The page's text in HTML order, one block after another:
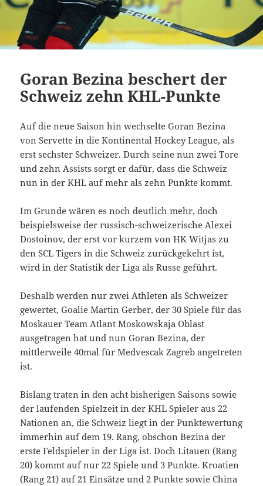
Goran Bezina beschert der
Schweiz zehn KHL-Punkte
Auf die neue Saison hin wechselte Goran Bezina
von Servette in die Kontinental Hockey League, als
erst sechster Schweizer. Durch seine nun zwei Tore
und zehn Assists sorgt er dafür, dass die Schweiz
nun in der KHL auf mehr als zehn Punkte kommt.
Im Grunde wären es noch deutlich mehr, doch
beispielsweise der russisch-schweizerische Alexei
Dostoinov, der erst vor kurzem von HK Witjas zu
den SCL Tigers in die Schweiz zurückgekehrt ist,
wird in der Statistik der Liga als Russe geführt.
Deshalb werden nur zwei Athleten als Schweizer
gewertet, Goalie Martin Gerber, der 30 Spiele für das
Moskauer Team Atlant Moskowskaja Oblast
ausgetragen hat und nun Goran Bezina, der
mittlerweile 40mal für Medvescak Zagreb angetreten
ist.
Bislang traten in den acht bisherigen Saisons sowie
der laufenden Spielzeit in der KHL Spieler aus 22
Nationen an, die Schweiz liegt in der Punktewertung
immerhin auf dem 19. Rang, obschon Bezina der
erste Feldspieler in der Liga ist. Doch Litauen (Rang
20) kommt auf nur 22 Spiele und 3 Punkte. Kroatien
(Rang 21) auf 21 Einsätze und 2 Punkte sowie China